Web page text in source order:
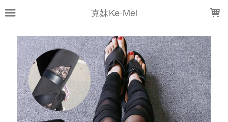
克妹Ke-Mei